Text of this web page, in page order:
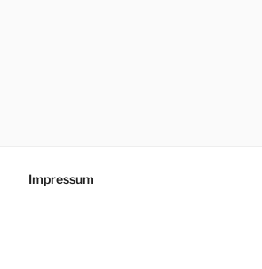
Impressum